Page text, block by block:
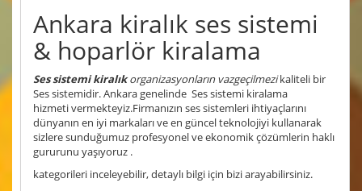
Ankara kiralık ses sistemi
& hoparlör kiralama
Ses sistemi kiralıkorganizasyonların vazgeçilmezikaliteli bir
Ses sistemidir. Ankara genelinde Ses sistemi kiralama
hizmeti vermekteyiz.Firmanızın ses sistemleri ihtiyaçlarını
dünyanın en iyi markaları ve en güncel teknolojiyi kullanarak
sizlere sunduğumuz profesyonel ve ekonomik çözümlerin haklı
gururunu yaşıyoruz .
kategorileri inceleyebilir, detaylı bilgi için bizi arayabilirsiniz.